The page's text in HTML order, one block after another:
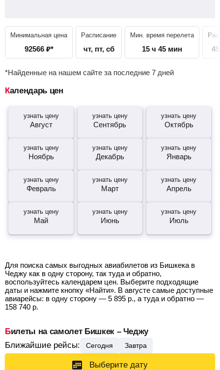
Минимальная цена
92566 ₽*
Расписание
чт, пт, сб
Мин. время перелета
15 ч 45 мин
*Найденные на нашем сайте за последние 7 дней
Календарь цен
узнать цену
Август
узнать цену
Сентябрь
узнать цену
Октябрь
узнать цену
Ноябрь
узнать цену
Декабрь
узнать цену
Январь
узнать цену
Февраль
узнать цену
Март
узнать цену
Апрель
узнать цену
Май
узнать цену
Июнь
узнать цену
Июль
Для поиска самых выгодных авиабилетов из Бишкека в
Чеджу как в одну сторону, так туда и обратно,
воспользуйтесь календарем цен. Выберите подходящие
даты и нажмите кнопку «Найти». В августе самые доступные
авиарейсы: в одну сторону — 5 895 р., а туда и обратно —
158 740 р.
Билеты на самолет Бишкек – Чеджу
Ближайшие рейсы:
Сегодня Завтра
Выберите дату